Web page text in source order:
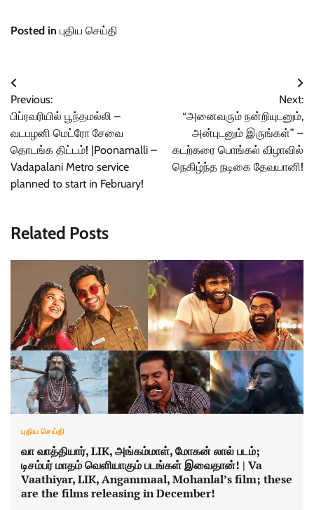
Posted in புதிய செய்தி
Post
navigation
Previous:
பிப்ரவரியில் பூந்தமல்லி –
வடபழனி மெட்ரோ சேவை
தொடங்க திட்டம்! |Poonamalli –
Vadapalani Metro service
planned to start in February!
Next:
“அனைவரும் நன்றியுடனும்,
அன்புடனும் இருங்கள்” –
கடற்கரை பொங்கல் விழாவில்
நெகிழ்ந்த நடிகை தேவயானி!
Related Posts
புதிய செய்தி
வா வாத்தியார், LIK, அங்கம்மாள், மோகன் லால் படம்;
டிசம்பர் மாதம் வெளியாகும் படங்கள் இவைதான்! | Va
Vaathiyar, LIK, Angammaal, Mohanlal’s film; these
are the films releasing in December!